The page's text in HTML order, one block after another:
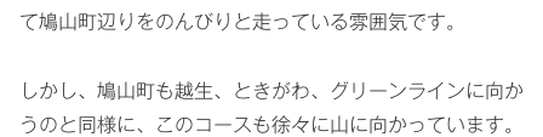
て鳩山町辺りをのんびりと走っている雰囲気です。
しかし、鳩山町も越生、ときがわ、グリーンラインに向か
うのと同様に、このコースも徐々に山に向かっています。